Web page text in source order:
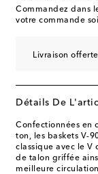
Commandez dans
votre commande
Livraison
Détails De
Confectionnées en
ton, les baskets V-
classique avec le V
de talon griffée
meilleure circulation